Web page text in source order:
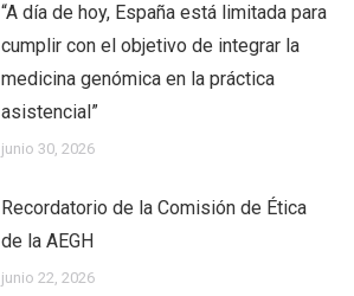
“A día de hoy, España está limitada para
cumplir con el objetivo de integrar la
medicina genómica en la práctica
asistencial”
junio 30, 2026
Recordatorio de la Comisión de Ética
de la AEGH
junio 22, 2026